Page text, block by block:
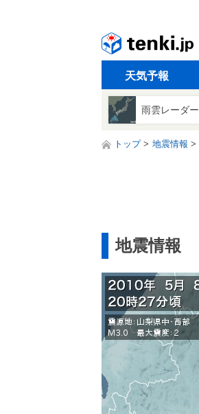
天気予報
雨雲レーダー
トップ 地震情報
地震情報